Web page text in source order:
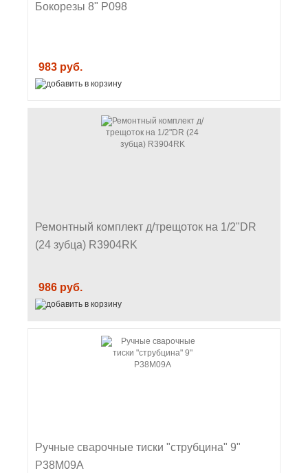
Бокорезы 8" P098
983 руб.
Ремонтный комплект д/трещоток на 1/2"DR
(24 зубца) R3904RK
986 руб.
Ручные сварочные тиски "струбцина" 9"
P38M09A